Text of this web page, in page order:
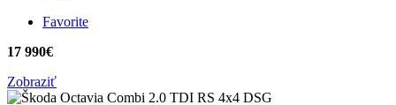
Favorite
17 990€
Zobraziť